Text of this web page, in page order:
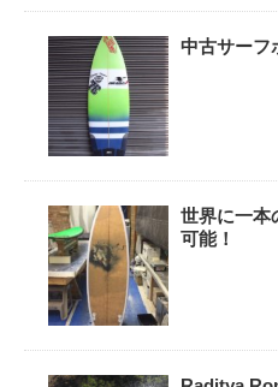
中古サーフ
世界に一本
可能！